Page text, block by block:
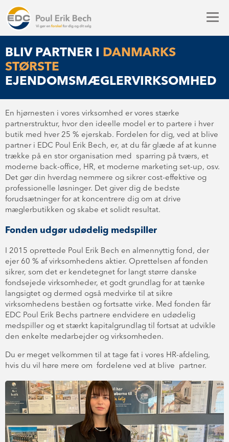
BLIV PARTNER I DANMARKS
STØRSTE
EJENDOMSMÆGLERVIRKSOMHED
En hjørnesten i vores virksomhed er vores stærke
partnerstruktur, hvor den ideelle model er to partere i hver
butik med hver 25 % ejerskab. Fordelen for dig, ved at blive
partner i EDC Poul Erik Bech, er, at du får glæde af at kunne
trække på en stor organisation med sparring på tværs, et
moderne back-office, HR, et moderne marketing set-up, osv.
Det gør din hverdag nemmere og sikrer cost-effektive og
professionelle løsninger. Det giver dig de bedste
forudsætninger for at koncentrere dig om at drive
mæglerbutikken og skabe et solidt resultat.
Fonden udgør udødelig medspiller
I 2015 oprettede Poul Erik Bech en almennyttig fond, der
ejer 60 % af virksomhedens aktier. Oprettelsen af fonden
sikrer, som det er kendetegnet for langt større danske
fondsejede virksomheder, et godt grundlag for at tænke
langsigtet og dermed også medvirke til at sikre
virksomhedens beståen og fortsatte virke. Med fonden får
EDC Poul Erik Bechs partnere endvidere en udødelig
medspiller og et stærkt kapitalgrundlag til fortsat at udvikle
den enkelte medarbejder og virksomheden.
Du er meget velkommen til at tage fat i vores HR-afdeling,
hvis du vil høre mere om fordelene ved at blive partner.